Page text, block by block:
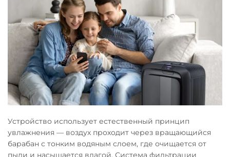
Устройство использует естественный принцип
увлажнения — воздух проходит через вращающийся
барабан с тонким водяным слоем, где очищается от
пыли и насыщается влагой. Система фильтрации